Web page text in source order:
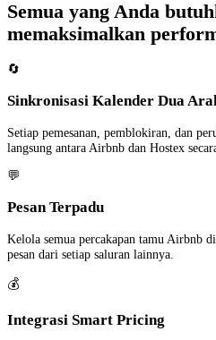
Semua yang Anda
memaksimalkan
🔄
Sinkronisasi Kalender Dua
Setiap pemesanan, pemblokiran, dan
langsung antara Airbnb dan Hostex
💬
Pesan Terpadu
Kelola semua percakapan tamu Airbnb
pesan dari setiap saluran lainnya.
💰
Integrasi Smart Pricing